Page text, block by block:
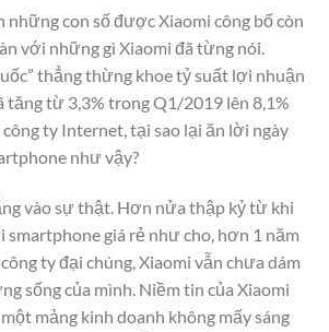
những con số được Xiaomi công bố còn
với những gì Xiaomi đã từng nói.
thẳng thừng khoe tỷ suất lợi nhuận
tăng từ 3,3% trong Q1/2019 lên 8,1%
ty Internet, tại sao lại ăn lời ngày
như vậy?
vào sự thật. Hơn nửa thập kỷ từ khi
giá rẻ như cho, hơn 1 năm
ty đại chúng, Xiaomi vẫn chưa dám
sống của mình. Niềm tin của Xiaomi
mảng kinh doanh không mấy sáng